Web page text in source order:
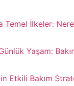
Temel İlkeler:
Yaşam:
Etkili Bakım